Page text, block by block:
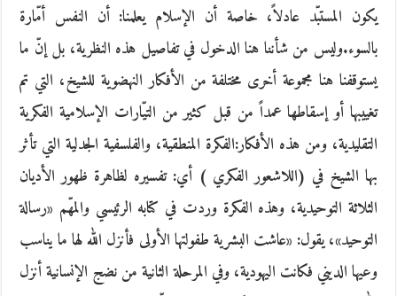
يكون المستبّد عادلاً، خاصة أن الإسلام يعلمنا: أن النفس أمّارة
بالسوء.وليس من شأننا هنا الدخول في تفاصيل هذه النظرية، بل إنّ ما
يستوقفنا هنا مجموعة أخرى مختلفة من الأفكار النهضوية للشيخ، التي تم
تغييبها أو إسقاطها عمداً من قبل كثير من التيّارات الإسلامية الفكرية
التقليدية، ومن هذه الأفكار:الفكرة المنطقية، والفلسفية الجدلية التي تأثر
بها الشيخ في (اللاشعور الفكري ) أي: تفسيره لظاهرة ظهور الأديان
الثلاثة التوحيدية، وهذه الفكرة وردت في كتابه الرئيسي والمهّم «رسالة
التوحيد»، يقول: «عاشت البشرية طفولتها الأولى فأنزل الله لها ما يناسب
وعيها الديني فكانت اليهودية، وفي المرحلة الثانية من نضج الإنسانية أنزل